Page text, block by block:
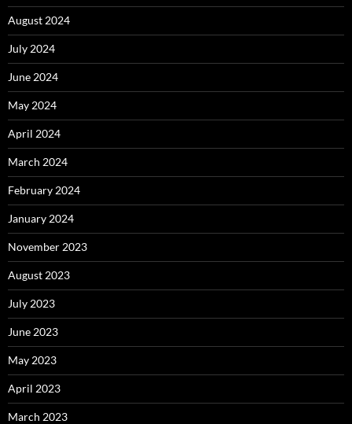
August 2024
July 2024
June 2024
May 2024
April 2024
March 2024
February 2024
January 2024
November 2023
August 2023
July 2023
June 2023
May 2023
April 2023
March 2023